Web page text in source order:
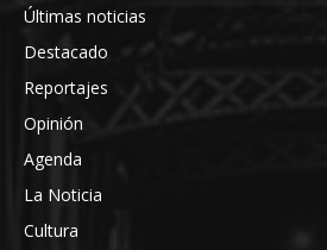
Últimas noticias
Destacado
Reportajes
Opinión
Agenda
La Noticia
Cultura